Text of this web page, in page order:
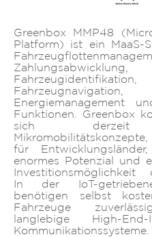
Greenbox MMP48
Platform) ist ein MaaS-
Zahlungsabwicklung,
Fahrzeugidentifikation,
Fahrzeugnavigation,
Energiemanagement
Funktionen. Greenbox
sich
für
enormes Potenzial und
Investitionsmöglichkeit
In der IoT-
benötigen selbst
Fahrzeuge
langlebige High-
Kommunikationssysteme.